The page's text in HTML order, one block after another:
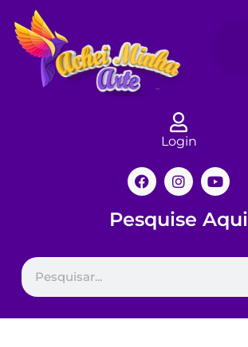
Login
Pesquise Aqui